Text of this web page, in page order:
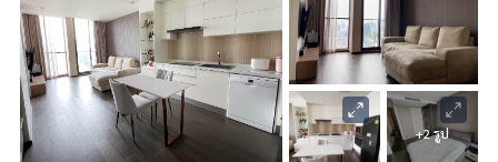
+2 รูป